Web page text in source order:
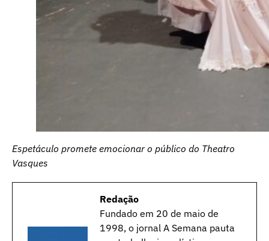
Espetáculo promete emocionar o público do Theatro
Vasques
Redação
Fundado em 20 de maio de
1998, o jornal A Semana pauta